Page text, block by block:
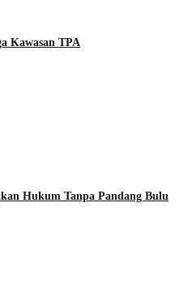
Kawasan TPA
Hukum Tanpa Pandang Bulu